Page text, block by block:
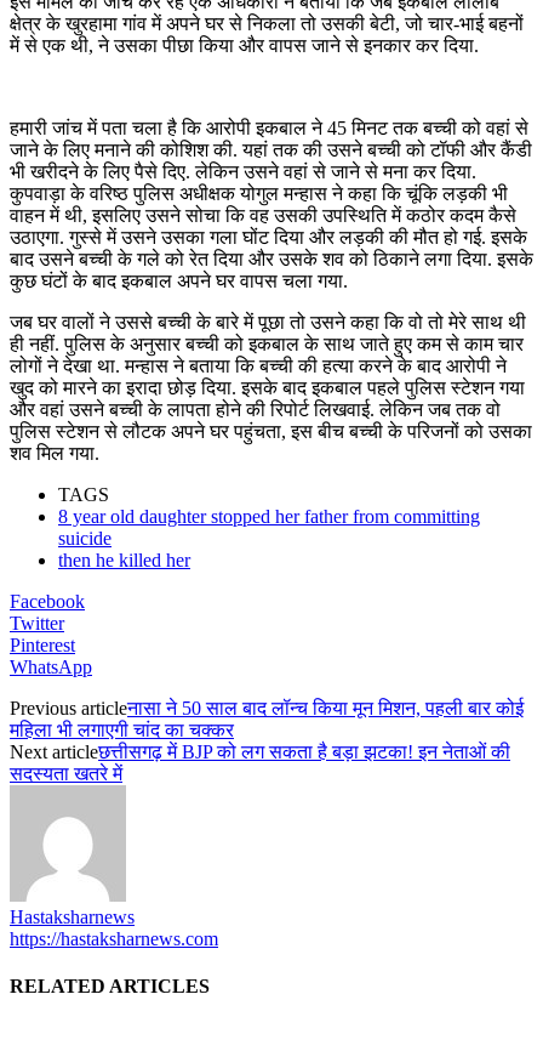
क्षेत्र के खुरहामा गांव में अपने घर से निकला तो उसकी बेटी, जो चार-भाई बहनों
में से एक थी, ने उसका पीछा किया और वापस जाने से इनकार कर दिया.
हमारी जांच में पता चला है कि आरोपी इकबाल ने 45 मिनट तक बच्ची को वहां से
जाने के लिए मनाने की कोशिश की. यहां तक की उसने बच्ची को टॉफी और कैंडी
भी खरीदने के लिए पैसे दिए. लेकिन उसने वहां से जाने से मना कर दिया.
कुपवाड़ा के वरिष्ठ पुलिस अधीक्षक योगुल मन्हास ने कहा कि चूंकि लड़की भी
वाहन में थी, इसलिए उसने सोचा कि वह उसकी उपस्थिति में कठोर कदम कैसे
उठाएगा. गुस्से में उसने उसका गला घोंट दिया और लड़की की मौत हो गई. इसके
बाद उसने बच्ची के गले को रेत दिया और उसके शव को ठिकाने लगा दिया. इसके
कुछ घंटों के बाद इकबाल अपने घर वापस चला गया.
जब घर वालों ने उससे बच्ची के बारे में पूछा तो उसने कहा कि वो तो मेरे साथ थी
ही नहीं. पुलिस के अनुसार बच्ची को इकबाल के साथ जाते हुए कम से काम चार
लोगों ने देखा था. मन्हास ने बताया कि बच्ची की हत्या करने के बाद आरोपी ने
खुद को मारने का इरादा छोड़ दिया. इसके बाद इकबाल पहले पुलिस स्टेशन गया
और वहां उसने बच्ची के लापता होने की रिपोर्ट लिखवाई. लेकिन जब तक वो
पुलिस स्टेशन से लौटक अपने घर पहुंचता, इस बीच बच्ची के परिजनों को उसका
शव मिल गया.
TAGS
8 year old daughter stopped her father from committing
suicide
then he killed her
Facebook
Twitter
Pinterest
WhatsApp
Previous articleनासा ने 50 साल बाद लॉन्‍च किया मून मिशन, पहली बार कोई
महिला भी लगाएगी चांद का चक्‍कर
Next articleछत्तीसगढ़ में BJP को लग सकता है बड़ा झटका! इन नेताओं की
सदस्यता खतरे में
Hastaksharnews
https://hastaksharnews.com
RELATED ARTICLES